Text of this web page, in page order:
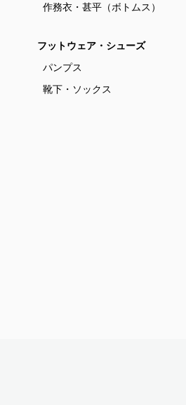
作務衣・甚平（ボトムス）
フットウェア・シューズ
パンプス
靴下・ソックス